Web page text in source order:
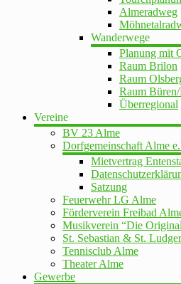
Almeradweg
Wanderwege
Planung mit
Raum Brilon
Raum
Raum
Überregional
Vereine
BV 23 Alme
Dorfgemeinschaft Alme
Mietvertrag
Satzung
Feuerwehr LG Alme
Förderverein Freibad
Musikverein “Die
St. Sebastian & St.
Tennisclub Alme
Theater Alme
Gewerbe